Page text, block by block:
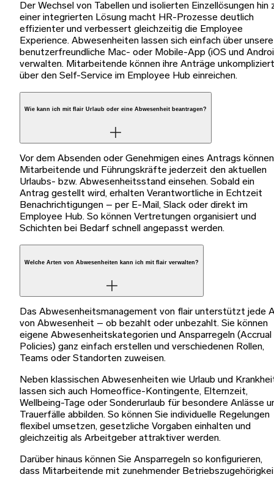
Der Wechsel von Tabellen und isolierten Einzellösungen hin
einer integrierten Lösung macht HR-Prozesse deutlich
effizienter und verbessert gleichzeitig die Employee
Experience. Abwesenheiten lassen sich einfach über unsere
benutzerfreundliche Mac- oder Mobile-App (iOS und
verwalten. Mitarbeitende können ihre Anträge unkompliziert
über den Self-Service im Employee Hub einreichen.
Wie kann ich mit flair Urlaub oder eine Abwesenheit beantragen?
Vor dem Absenden oder Genehmigen eines Antrags können
Mitarbeitende und Führungskräfte jederzeit den aktuellen
Urlaubs- bzw. Abwesenheitsstand einsehen. Sobald ein
Antrag gestellt wird, erhalten Verantwortliche in Echtzeit
Benachrichtigungen – per E-Mail, Slack oder direkt im
Employee Hub. So können Vertretungen organisiert und
Schichten bei Bedarf schnell angepasst werden.
Welche Arten von Abwesenheiten kann ich mit flair verwalten?
Das Abwesenheitsmanagement von flair unterstützt jede
von Abwesenheit – ob bezahlt oder unbezahlt. Sie können
eigene Abwesenheitskategorien und Ansparregeln (Accrual
Policies) ganz einfach erstellen und verschiedenen Rollen,
Teams oder Standorten zuweisen.
Neben klassischen Abwesenheiten wie Urlaub und
lassen sich auch Homeoffice-Kontingente, Elternzeit,
Wellbeing-Tage oder Sonderurlaub für besondere Anlässe
Trauerfälle abbilden. So können Sie individuelle Regelungen
flexibel umsetzen, gesetzliche Vorgaben einhalten und
gleichzeitig als Arbeitgeber attraktiver werden.
Darüber hinaus können Sie Ansparregeln so konfigurieren,
dass Mitarbeitende mit zunehmender